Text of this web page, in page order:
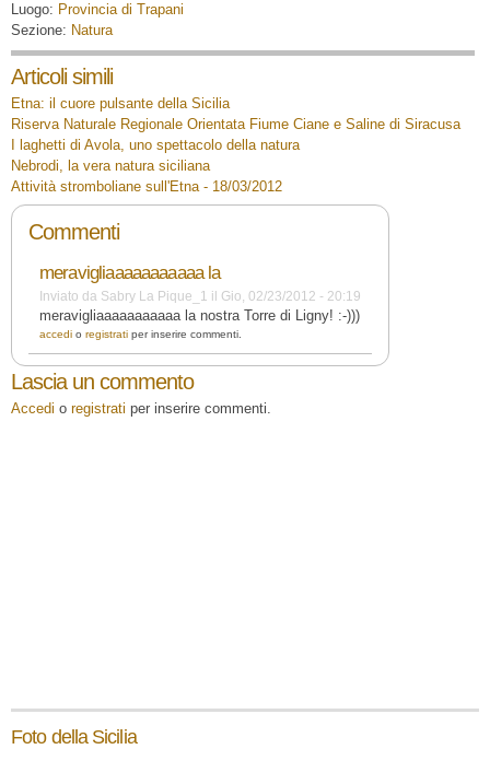
Luogo: Provincia di Trapani
Sezione: Natura
Articoli simili
Etna: il cuore pulsante della Sicilia
Riserva Naturale Regionale Orientata Fiume Ciane e Saline di Siracusa
I laghetti di Avola, uno spettacolo della natura
Nebrodi, la vera natura siciliana
Attività stromboliane sull'Etna - 18/03/2012
Commenti
meravigliaaaaaaaaaaa la
Inviato da Sabry La Pique_1 il Gio, 02/23/2012 - 20:19
meravigliaaaaaaaaaaa la nostra Torre di Ligny! :-)))
accedi o registrati per inserire commenti.
Lascia un commento
Accedi o registrati per inserire commenti.
Foto della Sicilia